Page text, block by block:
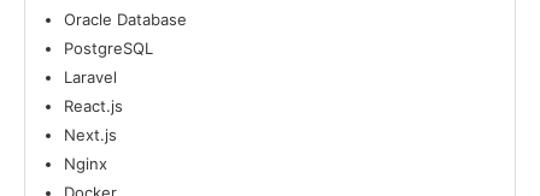
Oracle Database
PostgreSQL
Laravel
React.js
Next.js
Nginx